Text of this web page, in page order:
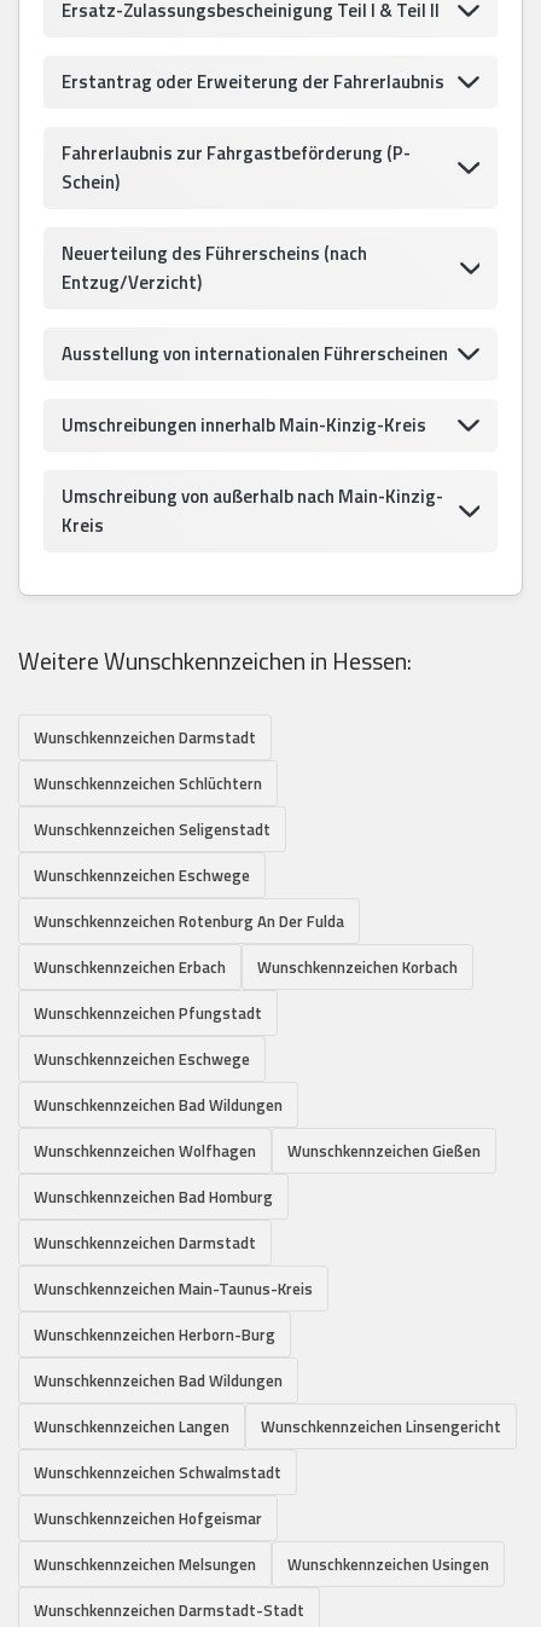
Ersatz-Zulassungsbescheinigung Teil I & Teil II
Erstantrag oder Erweiterung der Fahrerlaubnis
Fahrerlaubnis zur Fahrgastbeförderung (P-
Schein)
Neuerteilung des Führerscheins (nach
Entzug/Verzicht)
Ausstellung von internationalen Führerscheinen
Umschreibungen innerhalb Main-Kinzig-Kreis
Umschreibung von außerhalb nach Main-Kinzig-
Kreis
Weitere Wunschkennzeichen in Hessen:
Wunschkennzeichen Darmstadt
Wunschkennzeichen Schlüchtern
Wunschkennzeichen Seligenstadt
Wunschkennzeichen Eschwege
Wunschkennzeichen Rotenburg An Der Fulda
Wunschkennzeichen Erbach
Wunschkennzeichen Korbach
Wunschkennzeichen Pfungstadt
Wunschkennzeichen Eschwege
Wunschkennzeichen Bad Wildungen
Wunschkennzeichen Wolfhagen
Wunschkennzeichen Gießen
Wunschkennzeichen Bad Homburg
Wunschkennzeichen Darmstadt
Wunschkennzeichen Main-Taunus-Kreis
Wunschkennzeichen Herborn-Burg
Wunschkennzeichen Bad Wildungen
Wunschkennzeichen Langen
Wunschkennzeichen Linsengericht
Wunschkennzeichen Schwalmstadt
Wunschkennzeichen Hofgeismar
Wunschkennzeichen Melsungen
Wunschkennzeichen Usingen
Wunschkennzeichen Darmstadt-Stadt